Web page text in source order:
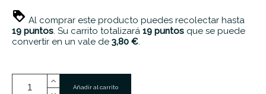
Al comprar este producto puedes recolectar hasta
19 puntos. Su carrito totalizará 19 puntos que se puede
convertir en un vale de 3,80 €.
Añadir al carrito